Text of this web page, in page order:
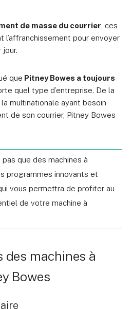
de masse du courrier , ces
l’affranchissement pour envoyer
que Pitney Bowes a toujours
quel type d’entreprise. De la
multinationale ayant besoin
de son courrier, Pitney Bowes
que des machines à
programmes innovants et
qui vous permettra de profiter au
de votre machine à
des machines à
Bowes